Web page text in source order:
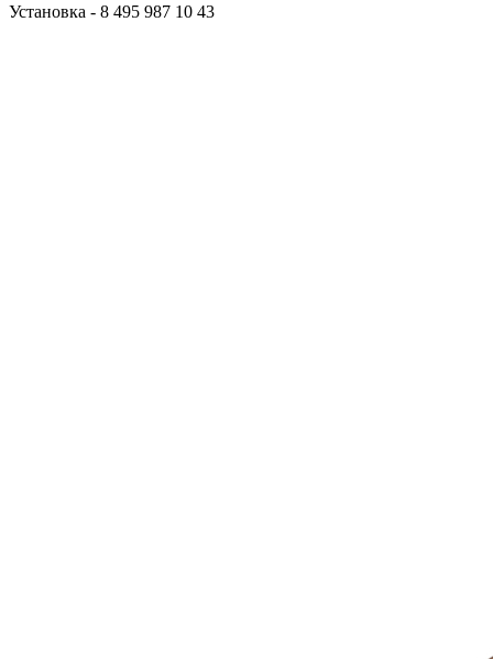
Установка - 8 495 987 10 43